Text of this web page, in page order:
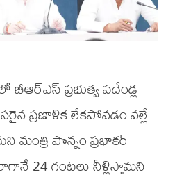
ప్రభుత్వ పదేండ్ల
ప్రణాళిక లేకపోవడం వల్లే
మంత్రి పొన్నం ప్రభాకర్​
24 గంటలు నీళ్లిస్తామని